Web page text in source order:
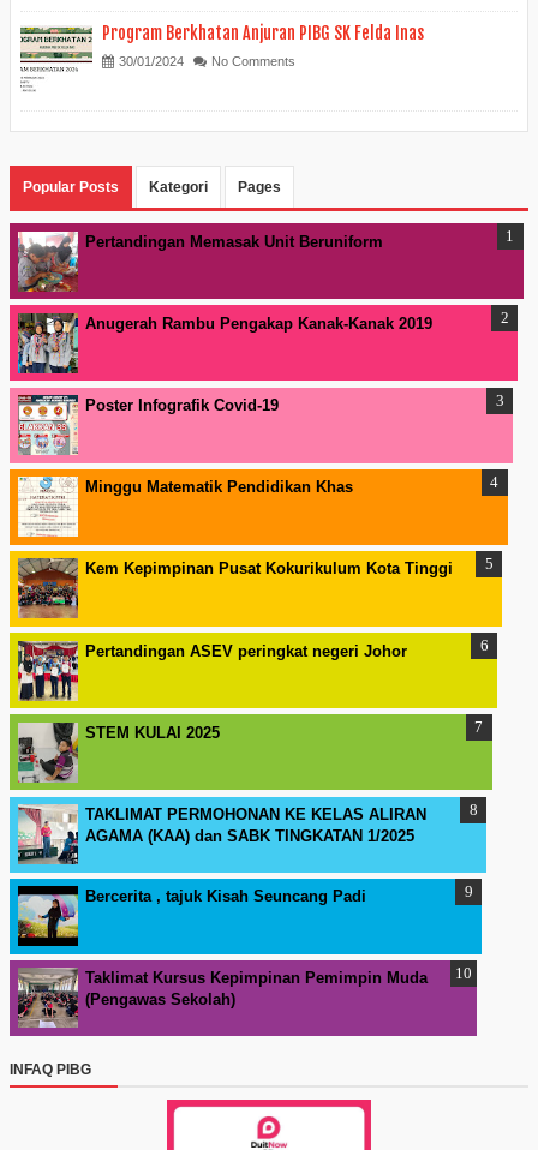
Program Berkhatan Anjuran PIBG SK Felda Inas
30/01/2024 No Comments
Popular Posts Kategori Pages
Pertandingan Memasak Unit Beruniform
Anugerah Rambu Pengakap Kanak-Kanak 2019
Poster Infografik Covid-19
Minggu Matematik Pendidikan Khas
Kem Kepimpinan Pusat Kokurikulum Kota Tinggi
Pertandingan ASEV peringkat negeri Johor
STEM KULAI 2025
TAKLIMAT PERMOHONAN KE KELAS ALIRAN
AGAMA (KAA) dan SABK TINGKATAN 1/2025
Bercerita , tajuk Kisah Seuncang Padi
Taklimat Kursus Kepimpinan Pemimpin Muda
(Pengawas Sekolah)
INFAQ PIBG